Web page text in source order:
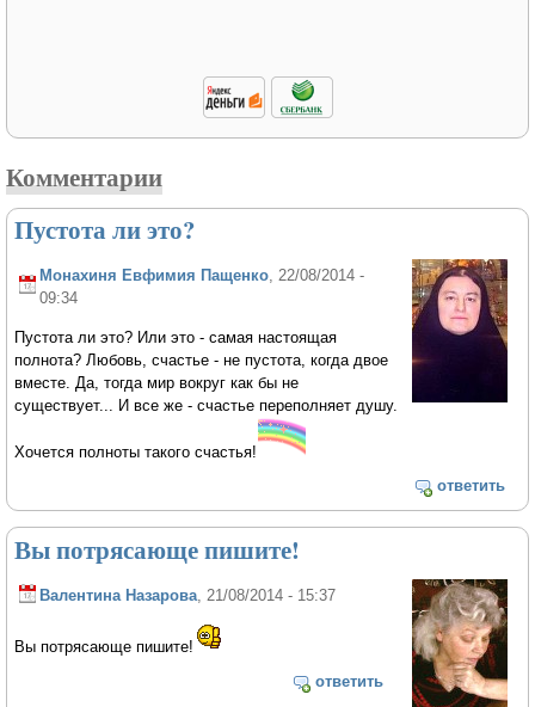
Комментарии
Пустота ли это?
Монахиня Евфимия Пащенко , 22/08/2014 -
09:34
Пустота ли это? Или это - самая настоящая
полнота? Любовь, счастье - не пустота, когда двое
вместе. Да, тогда мир вокруг как бы не
существует... И все же - счастье переполняет душу.
Хочется полноты такого счастья!
ответить
Вы потрясающе пишите!
Валентина Назарова , 21/08/2014 - 15:37
Вы потрясающе пишите!
ответить